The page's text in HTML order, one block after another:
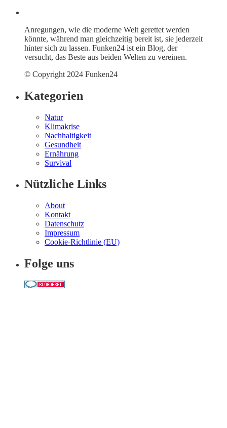
Anregungen, wie die moderne Welt gerettet werden
könnte, während man gleichzeitig bereit ist, sie jederzeit
hinter sich zu lassen. Funken24 ist ein Blog, der
versucht, das Beste aus beiden Welten zu vereinen.
© Copyright 2024 Funken24
Kategorien
Natur
Klimakrise
Nachhaltigkeit
Gesundheit
Ernährung
Survival
Nützliche Links
About
Kontakt
Datenschutz
Impressum
Cookie-Richtlinie (EU)
Folge uns